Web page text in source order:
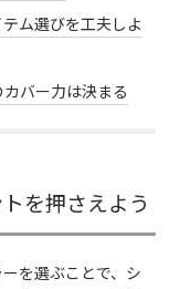
ム選びを工夫しよ
バー力は決まる
を押さえよう
を選ぶことで、シ